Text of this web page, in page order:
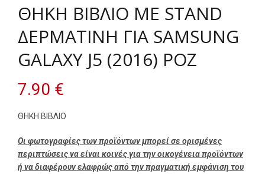
ΘΗΚΗ ΒΙΒΛΙΟ ΜΕ STAND
ΔΕΡΜΑΤΙΝΗ ΓΙΑ SAMSUNG
GALAXY J5 (2016) ΡΟΖ
7.90 €
ΘΗΚΗ ΒΙΒΛΙΟ
Οι φωτογραφίες των προϊόντων μπορεί σε ορισμένες
περιπτώσεις να είναι κοινές για την οικογένεια προϊόντων
ή να διαφέρουν ελαφρώς από την πραγματική εμφάνιση του